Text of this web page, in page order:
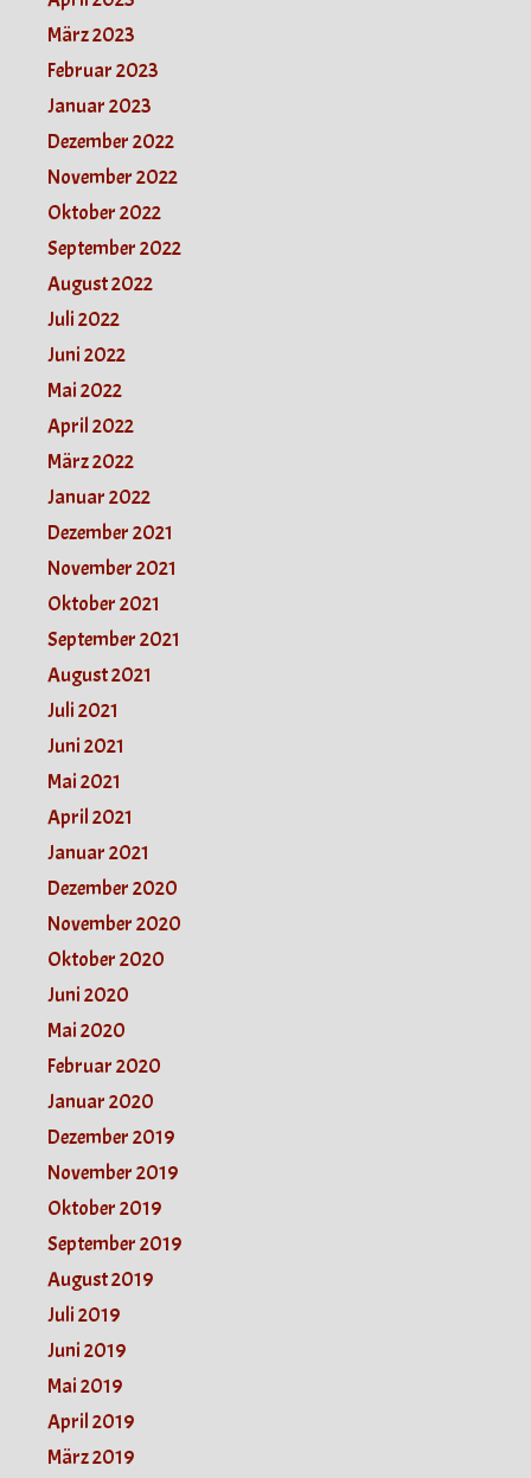
März 2023
Februar 2023
Januar 2023
Dezember 2022
November 2022
Oktober 2022
September 2022
August 2022
Juli 2022
Juni 2022
Mai 2022
April 2022
März 2022
Januar 2022
Dezember 2021
November 2021
Oktober 2021
September 2021
August 2021
Juli 2021
Juni 2021
Mai 2021
April 2021
Januar 2021
Dezember 2020
November 2020
Oktober 2020
Juni 2020
Mai 2020
Februar 2020
Januar 2020
Dezember 2019
November 2019
Oktober 2019
September 2019
August 2019
Juli 2019
Juni 2019
Mai 2019
April 2019
März 2019